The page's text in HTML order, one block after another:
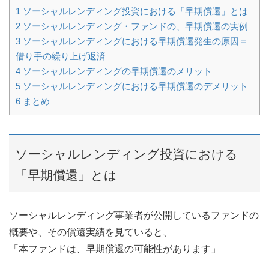
1 ソーシャルレンディング投資における「早期償還」とは
2 ソーシャルレンディング・ファンドの、早期償還の実例
3 ソーシャルレンディングにおける早期償還発生の原因＝
借り手の繰り上げ返済
4 ソーシャルレンディングの早期償還のメリット
5 ソーシャルレンディングにおける早期償還のデメリット
6 まとめ
ソーシャルレンディング投資における
「早期償還」とは
ソーシャルレンディング事業者が公開しているファンドの
概要や、その償還実績を見ていると、
「本ファンドは、早期償還の可能性があります」